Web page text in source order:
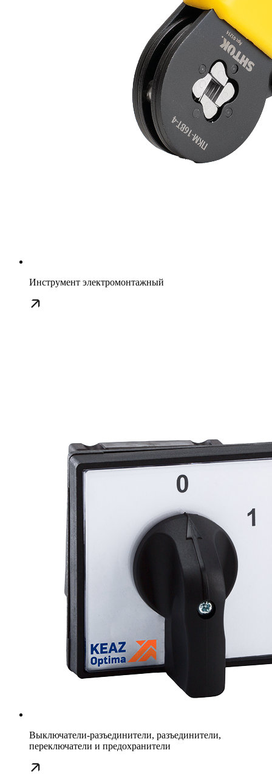
Инструмент электромонтажный
Выключатели-разъединители, разъединители,
переключатели и предохранители